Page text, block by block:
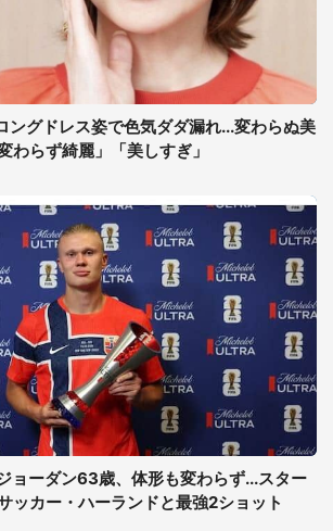
ングドレス姿で色気ダダ漏れ...変わらぬ美
わらず綺麗」「美しすぎ」
ョーダン63歳、体形も変わらず...スター
ッカー・ハーランドと最強2ショット